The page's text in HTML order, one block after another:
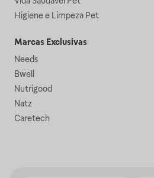
Higiene e Limpeza Pet
Marcas Exclusivas
Needs
Bwell
Nutrigood
Natz
Caretech